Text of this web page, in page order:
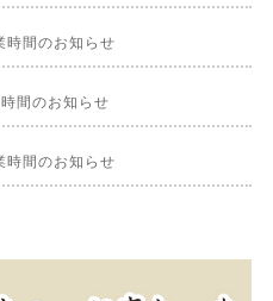
間のお知らせ
間のお知らせ
間のお知らせ